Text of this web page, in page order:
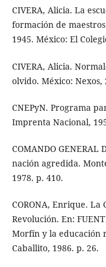
CIVERA, Alicia. La
formación de
1945. México: El
CIVERA, Alicia.
olvido. México: Nexos,
CNEPyN. Programa
Imprenta Nacional,
COMANDO GENERAL
nación agredida.
1978. p. 410.
CORONA, Enrique. La
Revolución. En:
Morfín y la educación
Caballito, 1986. p. 26.